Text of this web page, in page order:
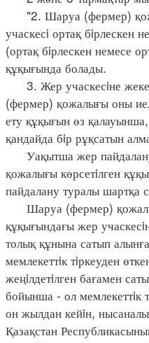
"2. Шаруа (фермер)
учаскесi ортақ бiрлескен
(ортақ бiрлескен немесе
құқығында болады.
3. Жер учаскесiне
(фермер) қожалығы оны
ету құқығын өз
қандайда бiр рұқсатын
Уақытша жер
қожалығы көрсетiлген
пайдалану туралы шартқа
Шаруа (фермер)
құқығындағы жер
толық құнына сатып
мемлекеттiк тiркеуден
жеңiлдетiлген бағамен
бойынша - ол мемлекеттiк
он жылдан кейiн,
Қазақстан